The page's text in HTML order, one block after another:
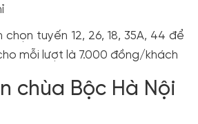
tuyến 12, 26, 18, 35A, 44 để
mỗi lượt là 7.000 đồng/khách
chùa Bộc Hà Nội